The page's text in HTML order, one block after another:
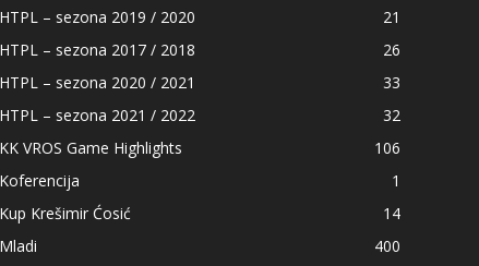
HTPL – sezona 2019 / 2020
21
HTPL – sezona 2017 / 2018
26
HTPL – sezona 2020 / 2021
33
HTPL – sezona 2021 / 2022
32
KK VROS Game Highlights
106
Koferencija
1
Kup Krešimir Ćosić
14
Mladi
400